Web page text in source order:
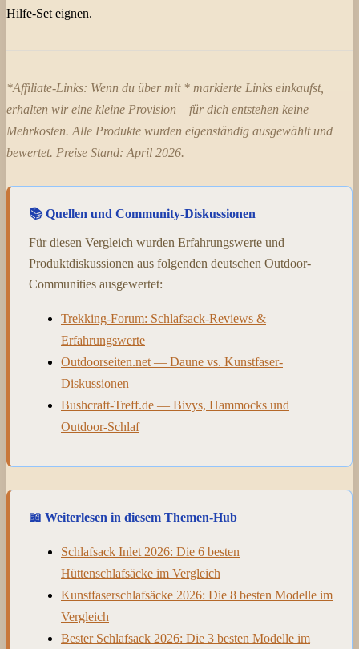
Hilfe-Set eignen.
*Affiliate-Links: Wenn du über mit * markierte Links einkaufst,
erhalten wir eine kleine Provision – für dich entstehen keine
Mehrkosten. Alle Produkte wurden eigenständig ausgewählt und
bewertet. Preise Stand: April 2026.
📚 Quellen und Community-Diskussionen
Für diesen Vergleich wurden Erfahrungswerte und
Produktdiskussionen aus folgenden deutschen Outdoor-
Communities ausgewertet:
Trekking-Forum: Schlafsack-Reviews &
Erfahrungswerte
Outdoorseiten.net — Daune vs. Kunstfaser-
Diskussionen
Bushcraft-Treff.de — Bivys, Hammocks und
Outdoor-Schlaf
📖 Weiterlesen in diesem Themen-Hub
Schlafsack Inlet 2026: Die 6 besten
Hüttenschlafsäcke im Vergleich
Kunstfaserschlafsäcke 2026: Die 8 besten Modelle im
Vergleich
Bester Schlafsack 2026: Die 3 besten Modelle im